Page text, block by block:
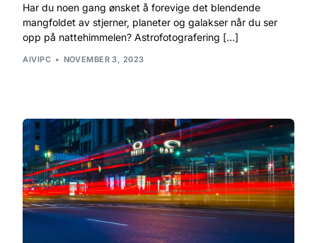
Har du noen gang ønsket å forevige det blendende
mangfoldet av stjerner, planeter og galakser når du ser
opp på nattehimmelen? Astrofotografering […]
AIVIPC NOVEMBER 3, 2023